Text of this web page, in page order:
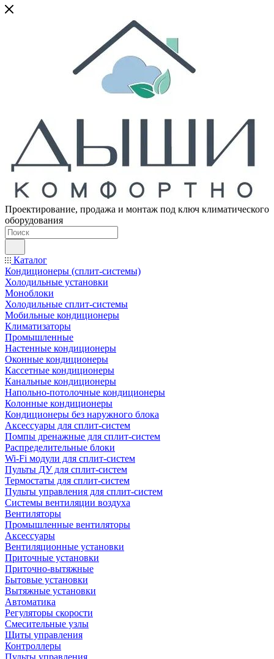
Проектирование, продажа и монтаж под ключ климатического
оборудования
Каталог
Кондиционеры (сплит-системы)
Холодильные установки
Моноблоки
Холодильные сплит-системы
Мобильные кондиционеры
Климатизаторы
Промышленные
Настенные кондиционеры
Оконные кондиционеры
Кассетные кондиционеры
Канальные кондиционеры
Напольно-потолочные кондиционеры
Колонные кондиционеры
Кондиционеры без наружного блока
Аксессуары для сплит-систем
Помпы дренажные для сплит-систем
Распределительные блоки
Wi-Fi модули для сплит-систем
Пульты ДУ для сплит-систем
Термостаты для сплит-систем
Пульты управления для сплит-систем
Системы вентиляции воздуха
Вентиляторы
Промышленные вентиляторы
Аксессуары
Вентиляционные установки
Приточные установки
Приточно-вытяжные
Бытовые установки
Вытяжные установки
Автоматика
Регуляторы скорости
Смесительные узлы
Щиты управления
Контроллеры
Пульты управления